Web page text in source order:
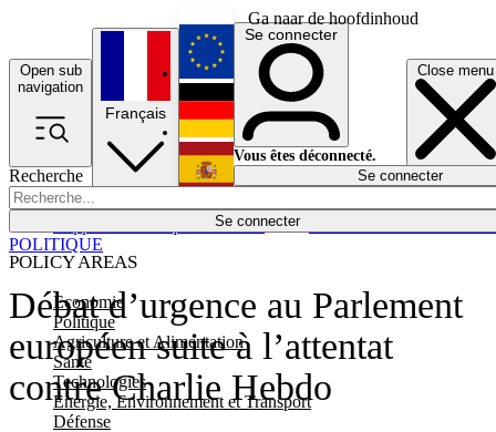
Ga naar de hoofdinhoud
Open sub
navigation
Close menu
Recherche
Se connecter
POLICY AREAS
Economie
Politique
Agriculture et Alimentation
Santé
Technologies
Energie, Environnement et Transport
Défense
Économie
Français
English
Deutsch
Español
Se connecter
Vous êtes déconnecté.
Se connecter
Débat d’urgence au Parlement
européen suite à l’attentat
contre Charlie Hebdo
POLITIQUE